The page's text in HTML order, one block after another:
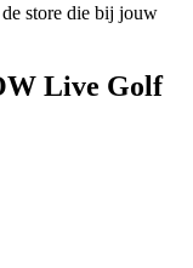
store die bij jouw
Live Golf